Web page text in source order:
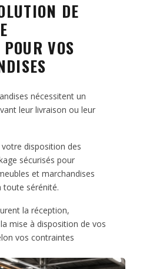
DE
VOS
nécessitent un
leur livraison ou leur
disposition des
sécurisés pour
et marchandises
toute sérénité.
la réception,
mise à disposition de vos
vos contraintes